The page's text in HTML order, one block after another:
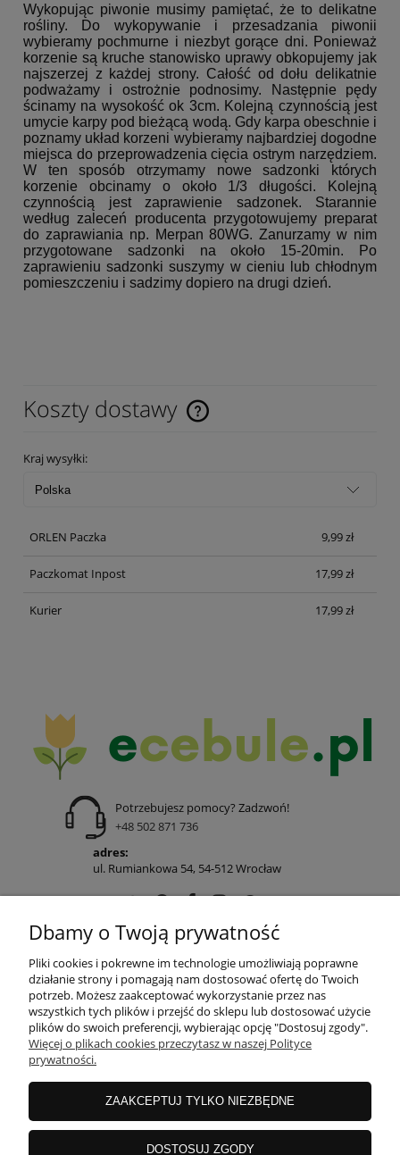
Wykopując piwonie musimy pamiętać, że to delikatne
rośliny. Do wykopywanie i przesadzania piwonii
wybieramy pochmurne i niezbyt gorące dni. Ponieważ
korzenie są kruche stanowisko uprawy obkopujemy jak
najszerzej z każdej strony. Całość od dołu delikatnie
podważamy i ostrożnie podnosimy. Następnie pędy
ścinamy na wysokość ok 3cm. Kolejną czynnością jest
umycie karpy pod bieżącą wodą. Gdy karpa obeschnie i
poznamy układ korzeni wybieramy najbardziej dogodne
miejsca do przeprowadzenia cięcia ostrym narzędziem.
W ten sposób otrzymamy nowe sadzonki których
korzenie obcinamy o około 1/3 długości. Kolejną
czynnością jest zaprawienie sadzonek. Starannie
według zaleceń producenta przygotowujemy preparat
do zaprawiania np. Merpan 80WG. Zanurzamy w nim
przygotowane sadzonki na około 15-20min. Po
zaprawieniu sadzonki suszymy w cieniu lub chłodnym
pomieszczeniu i sadzimy dopiero na drugi dzień.
Koszty dostawy
Cena nie zawiera ewentualnych kosztów płatności
Kraj wysyłki:
ORLEN Paczka 9,99 zł
Paczkomat Inpost 17,99 zł
Kurier 17,99 zł
Potrzebujesz pomocy? Zadzwoń!
+48 502 871 736
adres:
ul. Rumiankowa 54, 54-512 Wrocław
POMOC
MOJE KONTO
PŁATNOŚCI I DOSTAWA
INFORMACJE
Dbamy o Twoją prywatność
Pliki cookies i pokrewne im technologie umożliwiają poprawne
działanie strony i pomagają nam dostosować ofertę do Twoich
potrzeb. Możesz zaakceptować wykorzystanie przez nas
wszystkich tych plików i przejść do sklepu lub dostosować użycie
plików do swoich preferencji, wybierając opcję "Dostosuj zgody".
Więcej o plikach cookies przeczytasz w naszej Polityce
prywatności.
ZAAKCEPTUJ TYLKO NIEZBĘDNE
DOSTOSUJ ZGODY